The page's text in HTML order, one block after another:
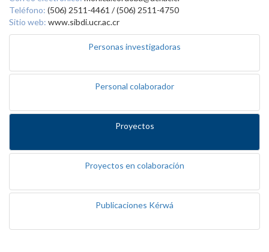
Teléfono: (506) 2511-4461 / (506) 2511-4750
Sitio web: www.sibdi.ucr.ac.cr
Personas investigadoras
Personal colaborador
Proyectos
Proyectos en colaboración
Publicaciones Kérwá